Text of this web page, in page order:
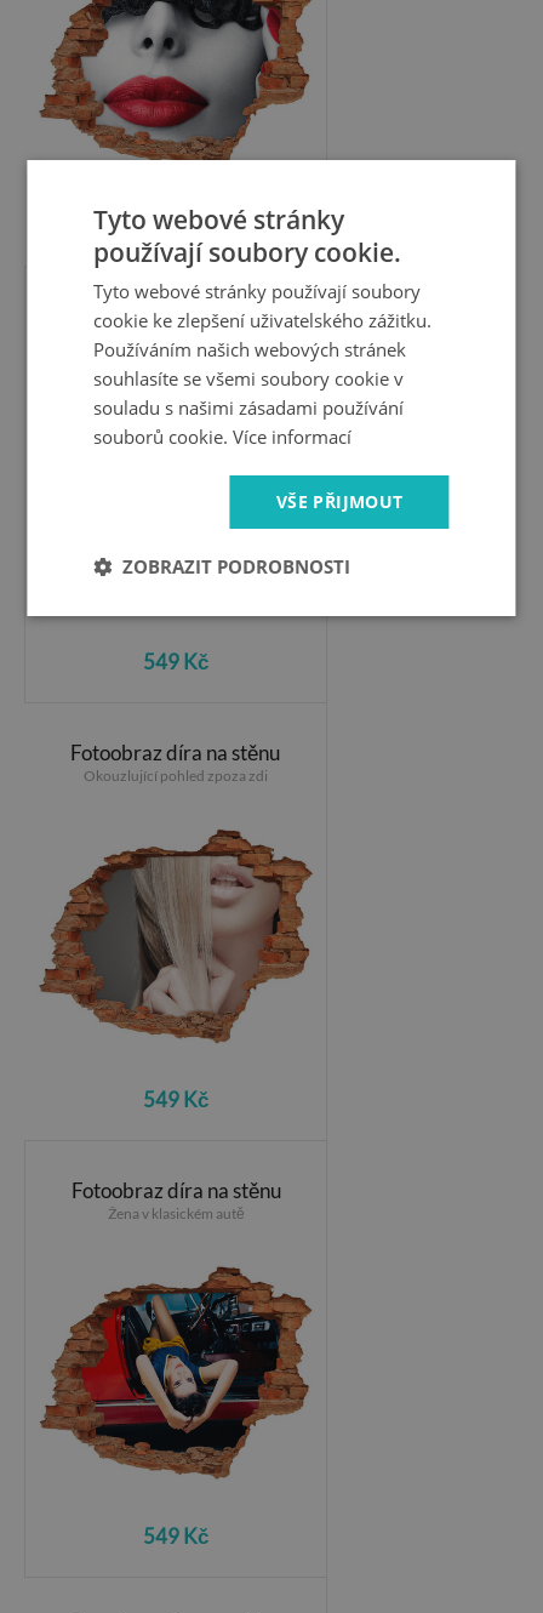
549 Kč
Fotoobraz díra na stěnu
Růže v rozpadlé zdi
549 Kč
Fotoobraz díra na stěnu
Okouzlující pohled zpoza zdi
549 Kč
Fotoobraz díra na stěnu
Žena v klasickém autě
549 Kč
Tyto webové stránky
používají soubory cookie.
Tyto webové stránky používají soubory
cookie ke zlepšení uživatelského zážitku.
Používáním našich webových stránek
souhlasíte se všemi soubory cookie v
souladu s našimi zásadami používání
souborů cookie.Více informací
VŠE PŘIJMOUT
ZOBRAZIT PODROBNOSTI